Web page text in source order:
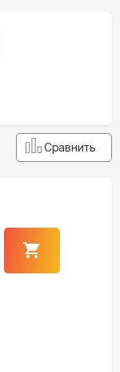
Сравнить